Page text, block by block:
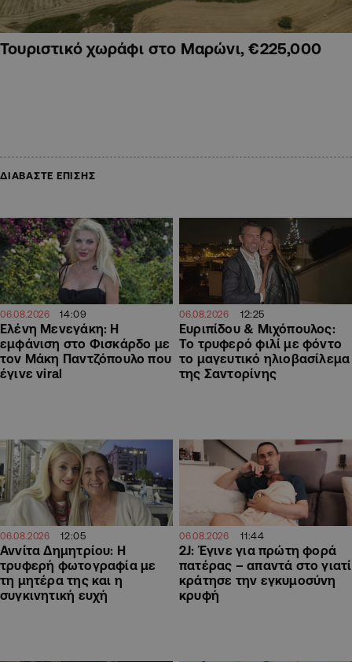
Τουριστικό χωράφι στο Μαρώνι, €225,000
ΔΙΑΒΑΣΤΕ ΕΠΙΣΗΣ
06.08.2026 14:09
Ελένη Μενεγάκη: Η
εμφάνιση στο Φισκάρδο με
τον Μάκη Παντζόπουλο που
έγινε viral
06.08.2026 12:25
Ευριπίδου & Μιχόπουλος:
Το τρυφερό φιλί με φόντο
το μαγευτικό ηλιοβασίλεμα
της Σαντορίνης
06.08.2026 12:05
Αννίτα Δημητρίου: Η
τρυφερή φωτογραφία με
τη μητέρα της και η
συγκινητική ευχή
06.08.2026 11:44
2J: Έγινε για πρώτη φορά
πατέρας – απαντά στο γιατί
κράτησε την εγκυμοσύνη
κρυφή